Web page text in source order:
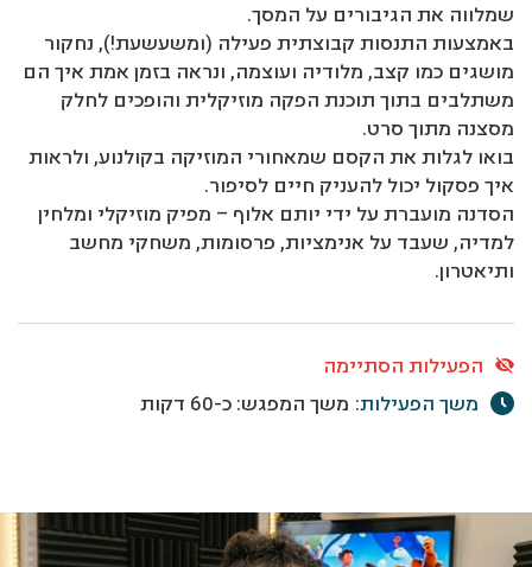
שמלווה את הגיבורים על המסך.
באמצעות התנסות קבוצתית פעילה (ומשעשעת!), נחקור
מושגים כמו קצב, מלודיה ועוצמה, ונראה בזמן אמת איך הם
משתלבים בתוך תוכנת הפקה מוזיקלית והופכים לחלק
מסצנה מתוך סרט.
בואו לגלות את הקסם שמאחורי המוזיקה בקולנוע, ולראות
איך פסקול יכול להעניק חיים לסיפור.
הסדנה מועברת על ידי יותם אלוף – מפיק מוזיקלי ומלחין
למדיה, שעבד על אנימציות, פרסומות, משחקי מחשב
ותיאטרון.
הפעילות הסתיימה
משך הפעילות: משך המפגש: כ-60 דקות